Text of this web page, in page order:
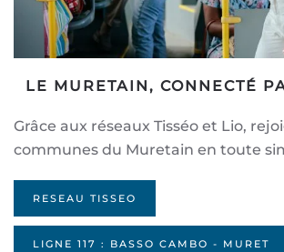
LE MURETAIN, CONNECTÉ
Grâce aux réseaux Tisséo et Lio,
communes du Muretain en toute
RESEAU TISSEO
LIGNE 117 : BASSO CAMBO - MURET